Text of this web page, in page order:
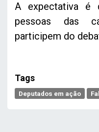
A expectativa é
pessoas das
participem do
Tags
Deputados em ação